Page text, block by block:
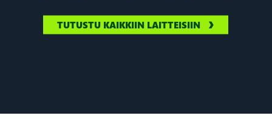
TUTUSTU KAIKKIIN LAITTEISIIN